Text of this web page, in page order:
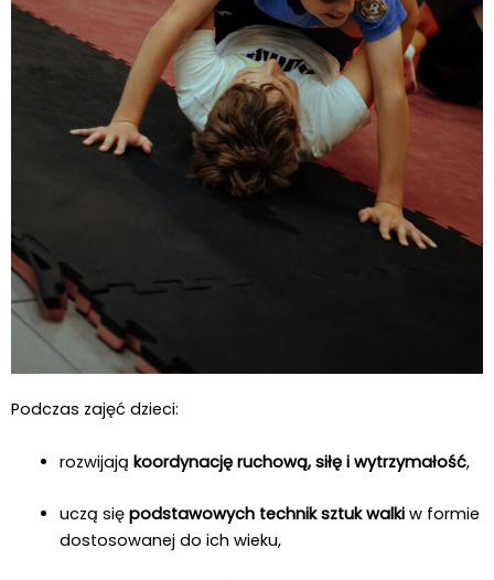
Podczas zajęć dzieci:
rozwijają koordynację ruchową, siłę i wytrzymałość,
uczą się podstawowych technik sztuk walkiw formie
dostosowanej do ich wieku,